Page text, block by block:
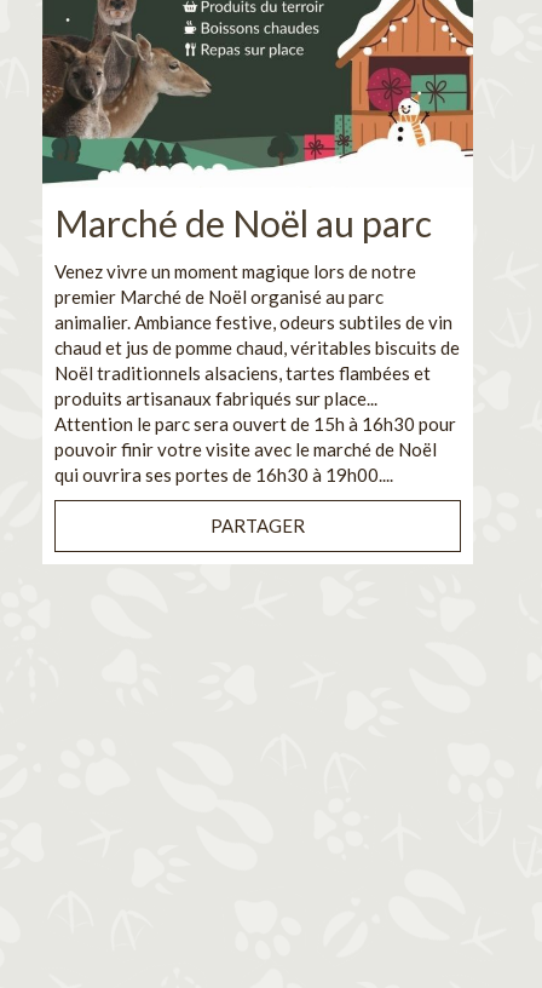
Marché de Noël au parc
Venez vivre un moment magique lors de notre
premier Marché de Noël organisé au parc
animalier. Ambiance festive, odeurs subtiles de vin
chaud et jus de pomme chaud, véritables biscuits de
Noël traditionnels alsaciens, tartes flambées et
produits artisanaux fabriqués sur place...
Attention le parc sera ouvert de 15h à 16h30 pour
pouvoir finir votre visite avec le marché de Noël
qui ouvrira ses portes de 16h30 à 19h00....
PARTAGER